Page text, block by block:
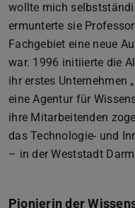
wollte mich
ermunterte sie
Fachgebiet eine neue
war. 1996 initiierte die
ihr erstes Unternehmen
eine Agentur für
ihre Mitarbeitenden
das Technologie- und
– in der Weststadt
Pionierin der